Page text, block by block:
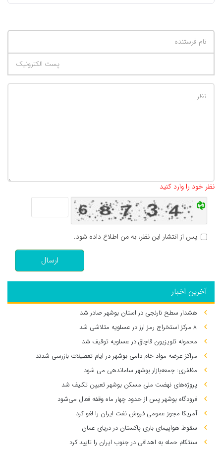
نظر خود را وارد کنید
پس از انتشار این نظر، به من اطلاع داده شود.
ارسال
آخرین اخبار
هشدار سطح نارنجی در استان بوشهر صادر شد
۸ مرکز استخراج رمز ارز در عسلویه متلاشی شد
محموله تلویزیون قاچاق در عسلویه توقیف شد
مراکز عرضه مواد خام دامی بوشهر در ایام تعطیلات بازرسی شدند
مظفری: جمعه‌بازار بوشهر ساماندهی می‌ شود
پروژه‌های نهضت ملی مسکن بوشهر تعیین تکلیف شد
فرودگاه بوشهر پس از حدود چهار ماه وقفه فعال می‌شود
آمریکا مجوز عمومی فروش نفت ایران را لغو کرد
سقوط هواپیمای باری پاکستان در دریای عمان
سنتکام حمله به اهدافی در جنوب ایران را تایید کرد